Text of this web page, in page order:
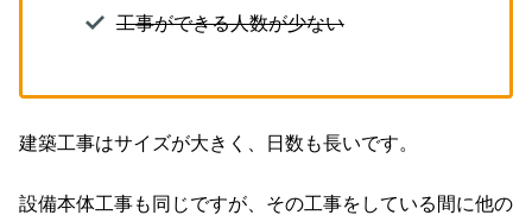
工事ができる人数が少ない
建築工事はサイズが大きく、日数も長いです。
設備本体工事も同じですが、その工事をしている間に他の